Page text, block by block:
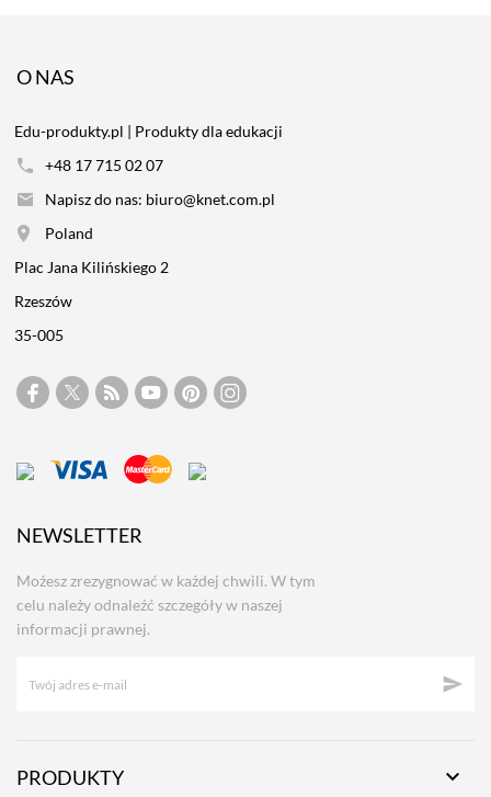
O NAS
Edu-produkty.pl | Produkty dla edukacji
+48 17 715 02 07
Napisz do nas: biuro@knet.com.pl
Poland
Plac Jana Kilińskiego 2
Rzeszów
35-005
NEWSLETTER
Możesz zrezygnować w każdej chwili. W tym
celu należy odnaleźć szczegóły w naszej
informacji prawnej.

PRODUKTY 